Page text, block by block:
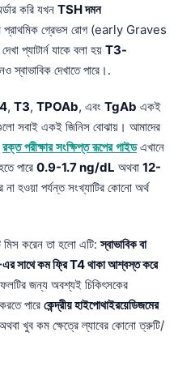
করি যখন TSH দমন
গ্রেভস রোগ (early Graves
প্যাটার্ন যাকে বলা হয় T3-
স্বাভাবিক দেখাতে পারে।.
, T3, TPOAb, এবং TgAb একই
সবাই একই জিনিস বোঝায়। আমাদের
রক্ত পরীক্ষার সংক্ষিপ্ত রূপের গাইডএখানে
পারে 0.9-1.7 ng/dL অথবা 12-
না হওয়া পর্যন্ত সংখ্যাটির কোনো অর্থ
মিস করেন তা হলো এটি:স্বাভাবিক বা
এর সাথে কম ফ্রি T4 থাকা আশ্বস্ত করে
জন্য অবশ্যই চিকিৎসকের
পারে কেন্দ্রীয় হাইপোথাইরয়েডিজমের
খুব কম ক্ষেত্রে ল্যাবের কোনো ত্রুটি/